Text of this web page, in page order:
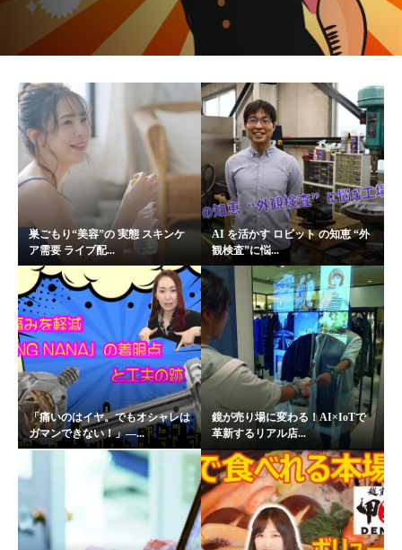
巣ごもり“美容”の 実態 スキンケ
ア需要 ライブ配...
AI を活かす ロビット の知恵 “外
観検査”に悩...
「痛いのはイヤ。でもオシャレは
ガマンできない！」―...
鏡が売り場に変わる！AI×IoTで
革新するリアル店...